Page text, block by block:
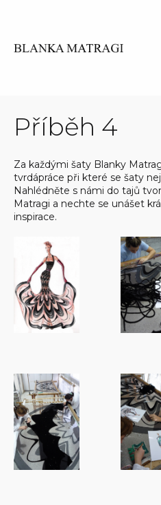
Příběh 4
Za každými šaty Blanky
tvrdápráce při které se šaty
Nahlédněte s námi do tajů
Matragi a nechte se unášet
inspirace.